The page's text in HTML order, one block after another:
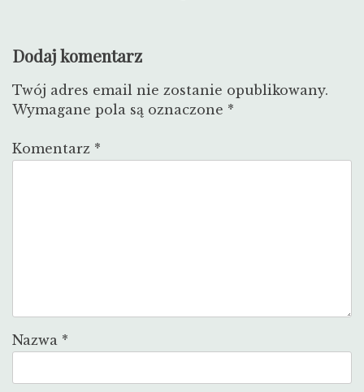
Dodaj komentarz
Twój adres email nie zostanie opublikowany.
Wymagane pola są oznaczone *
Komentarz *
Nazwa *